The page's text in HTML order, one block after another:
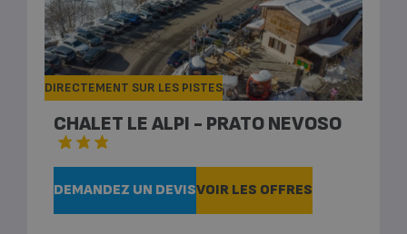
CHALET LE ALPI - PRATO NEVOSO
DEMANDEZ UN DEVISVOIR LES OFFRES
DIRECTEMENT SUR LES PISTES